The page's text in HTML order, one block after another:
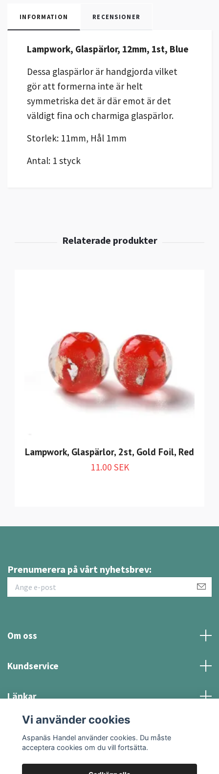
INFORMATION RECENSIONER
Lampwork, Glaspärlor, 12mm, 1st, Blue
Dessa glaspärlor är handgjorda vilket
gör att formerna inte är helt
symmetriska det är där emot är det
väldigt fina och charmiga glaspärlor.
Storlek: 11mm, Hål 1mm
Antal: 1 styck
Lampwork, Glaspärlor, 2st, Gold Foil, Red
11.00 SEK
Prenumerera på vårt nyhetsbrev:
Om oss
Kundservice
Länkar
Sociala medier
Vi använder cookies
Aspanäs Handel använder cookies. Du måste
acceptera cookies om du vill fortsätta.